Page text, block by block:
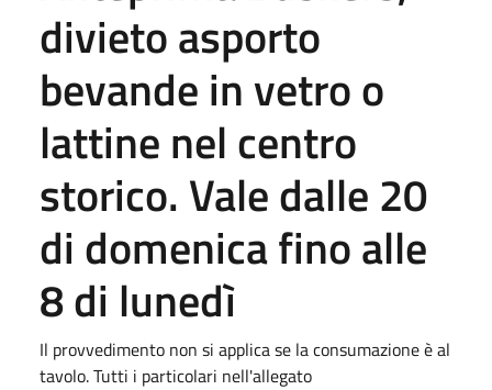
divieto asporto
bevande in vetro o
lattine nel centro
storico. Vale dalle 20
di domenica fino alle
8 di lunedì
Il provvedimento non si applica se la consumazione è al
tavolo. Tutti i particolari nell'allegato